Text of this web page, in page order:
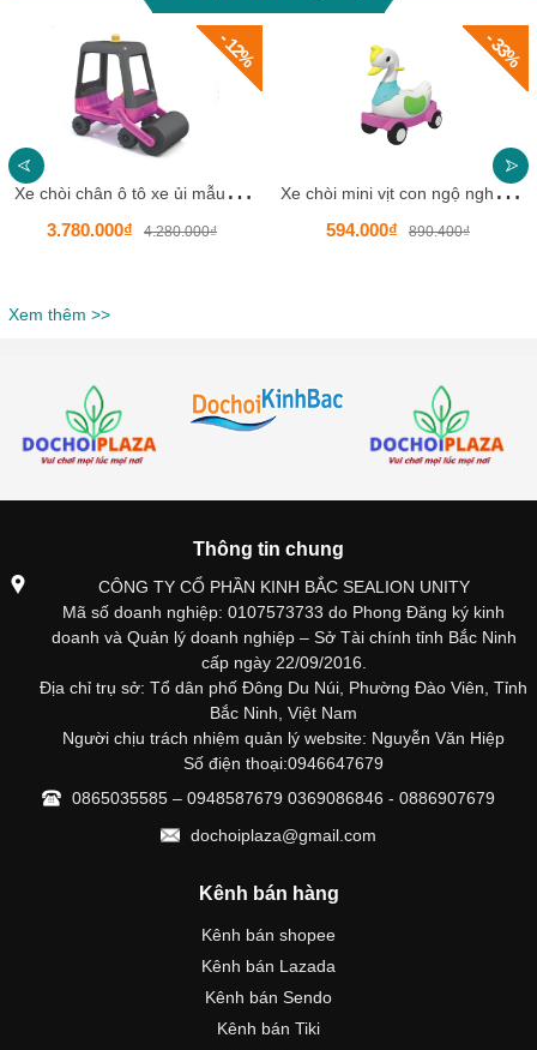
- 12%
X
e chòi chân ô tô xe ủi mẫu mới cho bé HKCXC014-3
3.780.000₫ 4.280.000₫
- 33%
X
e chòi mini vịt con ngộ nghĩnh HKCXC02-8
594.000₫ 890.400₫
Xem thêm >>
Thông tin chung
CÔNG TY CỔ PHẦN KINH BẮC SEALION UNITY
Mã số doanh nghiệp: 0107573733 do Phong Đăng ký kinh
doanh và Quản lý doanh nghiệp – Sở Tài chính tỉnh Bắc Ninh
cấp ngày 22/09/2016.
Địa chỉ trụ sở: Tổ dân phố Đông Du Núi, Phường Đào Viên, Tỉnh
Bắc Ninh, Việt Nam
Người chịu trách nhiệm quản lý website: Nguyễn Văn Hiệp
Số điện thoại:0946647679
0865035585 – 0948587679 0369086846 - 0886907679
dochoiplaza@gmail.com
Kênh bán hàng
Kênh bán shopee
Kênh bán Lazada
Kênh bán Sendo
Kênh bán Tiki